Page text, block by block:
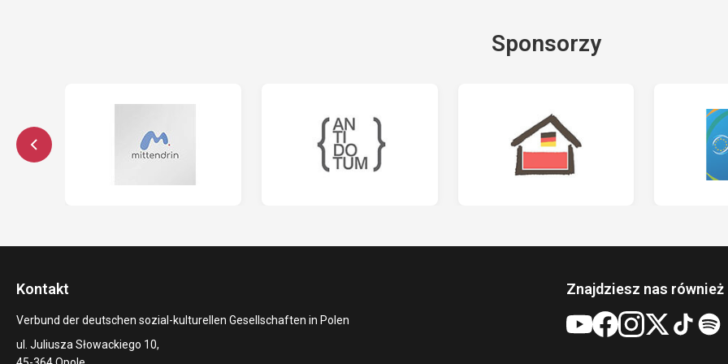
Sponsorzy
Kontakt
Verbund der deutschen sozial-kulturellen Gesellschaften in Polen
ul. Juliusza Słowackiego 10,
Znajdziesz nas również